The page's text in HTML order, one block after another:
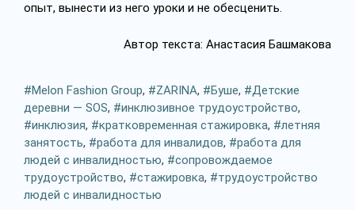
опыт, вынести из него уроки и не обесценить.
Автор текста: Анастасия Башмакова
Melon Fashion Group, ZARINA, Буше,
Детские
деревни — SOS, инклюзивное трудоустройство,
инклюзия, кратковременная стажировка,
летняя
занятость, работа для инвалидов,
работа для
людей с инвалидностью,
сопровождаемое
трудоустройство, стажировка,
трудоустройство
людей с инвалидностью